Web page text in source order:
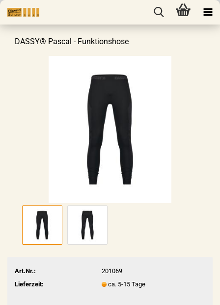
DASSY® Pascal - Funktionshose
Art.Nr.:
201069
Lieferzeit:
ca. 5-15 Tage